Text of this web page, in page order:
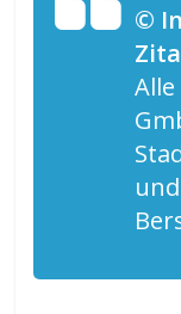
©